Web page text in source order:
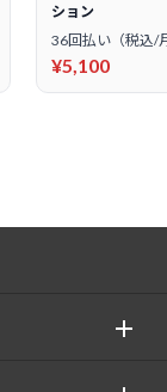
ション
36回払い（税込/
¥5,100